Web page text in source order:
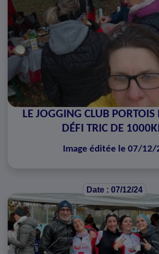
LE JOGGING CLUB PORTOIS
DÉFI TRIC DE
Image éditée le 07/12/
Date : 07/12/24